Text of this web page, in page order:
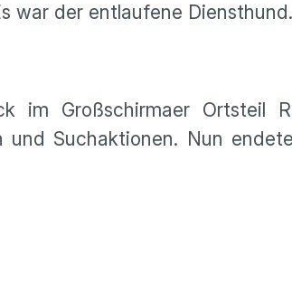
war der entlaufene Diensthund.
Großschirmaer Ortsteil
Suchaktionen. Nun